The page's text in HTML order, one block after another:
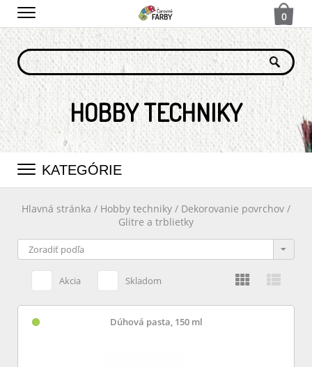
0
HOBBY TECHNIKY
KATEGÓRIE
Hlavná stránka / Hobby techniky / Dekorovanie povrchov /
Glitre a trblietky
Akcia Skladom
Dúhová pasta, 150 ml